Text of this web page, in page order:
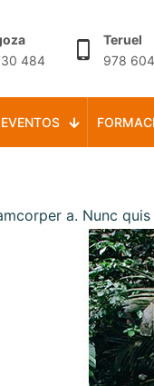
484
Teruel
978
EVENTOS
a. Nunc